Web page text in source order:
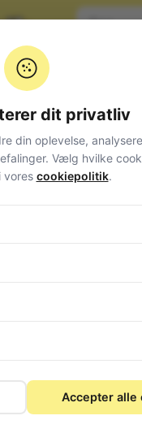
dit privatliv
din oplevelse,
Vælg hvilke
vores cookiepolitik.
Accepter alle